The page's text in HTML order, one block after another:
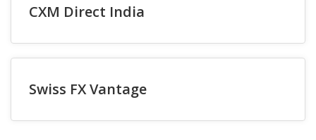
CXM Direct India
Swiss FX Vantage